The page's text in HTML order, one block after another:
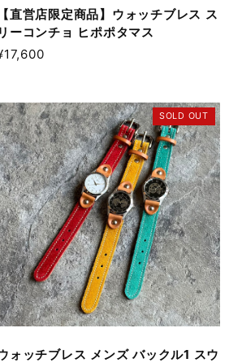
【直営店限定商品】ウォッチブレス ス
リーコンチョ ヒポポタマス
SOLD OUT
ォッチブレス メンズ バックル1 スウ